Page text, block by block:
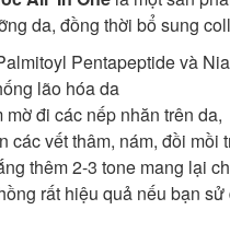
da, đồng thời bổ sung
Pentapeptide và
lão hóa da
đi các nếp nhăn trên da,
các vết thâm, nám, đồi
thêm 2-3 tone mang lại
rất hiệu quả nếu bạn